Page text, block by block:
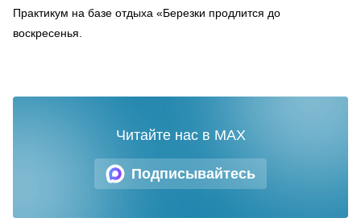
Практикум на базе отдыха «Березки продлится до
воскресенья.
Подписывайтесь
Читайте нас в MAX